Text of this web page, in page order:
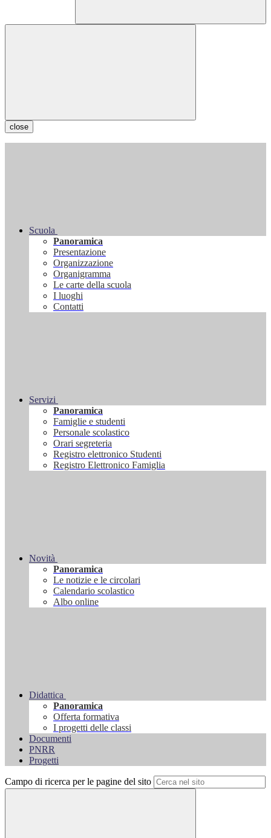
close
Scuola
Panoramica
Presentazione
Organizzazione
Organigramma
Le carte della scuola
I luoghi
Contatti
Servizi
Panoramica
Famiglie e studenti
Personale scolastico
Orari segreteria
Registro elettronico Studenti
Registro Elettronico Famiglia
Novità
Panoramica
Le notizie e le circolari
Calendario scolastico
Albo online
Didattica
Panoramica
Offerta formativa
I progetti delle classi
Documenti
PNRR
Progetti
Campo di ricerca per le pagine del sito